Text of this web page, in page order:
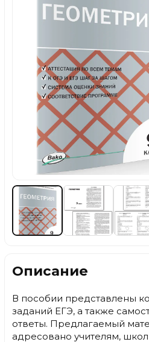
Описание
В пособии представлены
заданий ЕГЭ, а также
ответы. Предлагаемый
адресовано учителям,